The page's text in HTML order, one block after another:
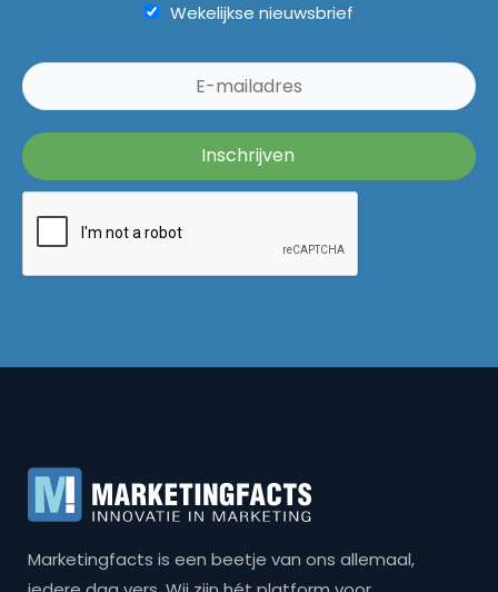
Wekelijkse nieuwsbrief
Marketingfacts is een beetje van ons allemaal,